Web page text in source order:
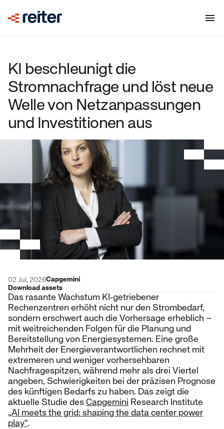
KI beschleunigt die
Stromnachfrage und löst neue
Welle von Netzanpassungen
und Investitionen aus
02 Jul, 2026Capgemini
Download assets
Das rasante Wachstum KI‑getriebener
Rechenzentren erhöht nicht nur den Strombedarf,
sondern erschwert auch die Vorhersage erheblich –
mit weitreichenden Folgen für die Planung und
Bereitstellung von Energiesystemen. Eine große
Mehrheit der Energieverantwortlichen rechnet mit
extremeren und weniger vorhersehbaren
Nachfragespitzen, während mehr als drei Viertel
angeben, Schwierigkeiten bei der präzisen Prognose
des künftigen Bedarfs zu haben. Das zeigt die
aktuelle Studie desCapgemini Research Institute
„AI meets the grid: shaping the data center power
play“.